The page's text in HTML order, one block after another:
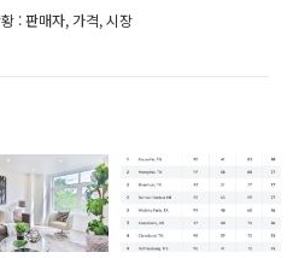
: 판매자, 가격, 시장